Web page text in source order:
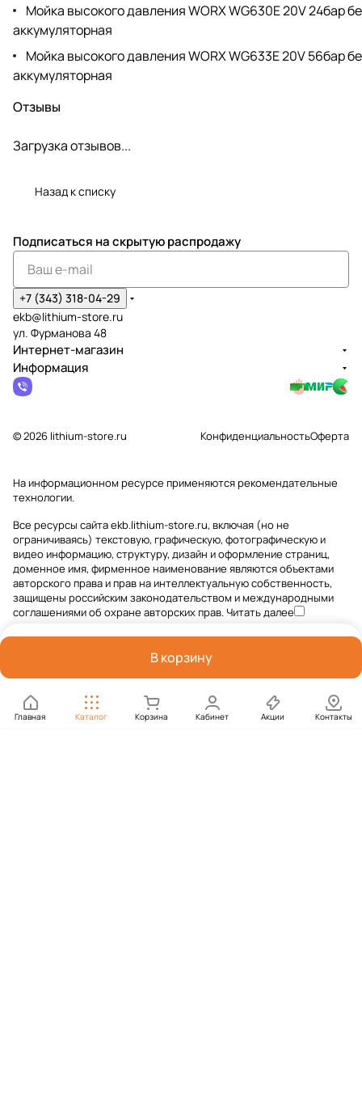
Мойка высокого давления WORX WG630E 20V 24бар
аккумуляторная
Мойка высокого давления WORX WG633E 20V 56бар
аккумуляторная
Отзывы
Загрузка отзывов...
Назад к списку
В корзину
Главная Каталог Корзина Кабинет Акции Контакты
Подписаться на скрытую распродажу
+7 (343) 318-04-29
ekb@lithium-store.ru
ул. Фурманова 48
Интернет-магазин
Информация
© 2026 lithium-store.ru КонфиденциальностьОферта
На информационном ресурсе применяютсярекомендательные
технологии.
Все ресурсы сайта ekb.lithium-store.ru, включая (но не
ограничиваясь) текстовую, графическую, фотографическую и
видео информацию, структуру, дизайн и оформление страниц,
доменное имя, фирменное наименование являются объектами
авторского права и прав на интеллектуальную собственность,
защищены российским законодательством и международными
соглашениями об охране авторских прав.Читать далее